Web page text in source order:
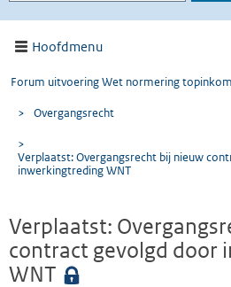
Hoofdmenu
Forum uitvoering Wet normering
> Overgangsrecht
>
Verplaatst: Overgangsrecht bij nieuw
inwerkingtreding WNT
Verplaatst:
contract gevolgd door
WNT